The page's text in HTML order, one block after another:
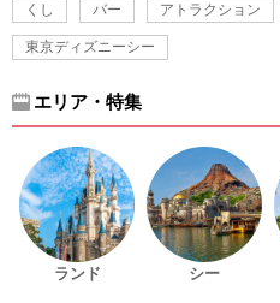
くし バー アトラクション
東京ディズニーシー
エリア・特集
ランド シー